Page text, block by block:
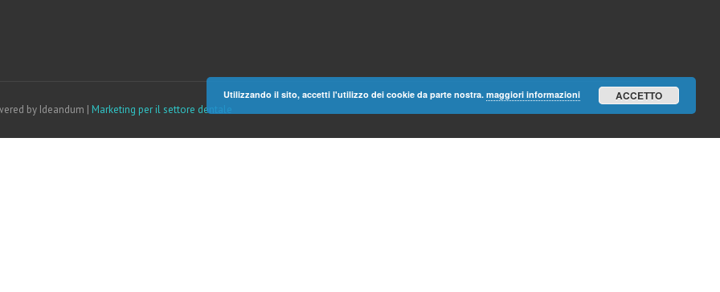
by Ideandum | Marketing per il settore dentale
Utilizzando il sito, accetti l'utilizzo dei cookie da parte nostra. maggiori informazioni ACCETTO